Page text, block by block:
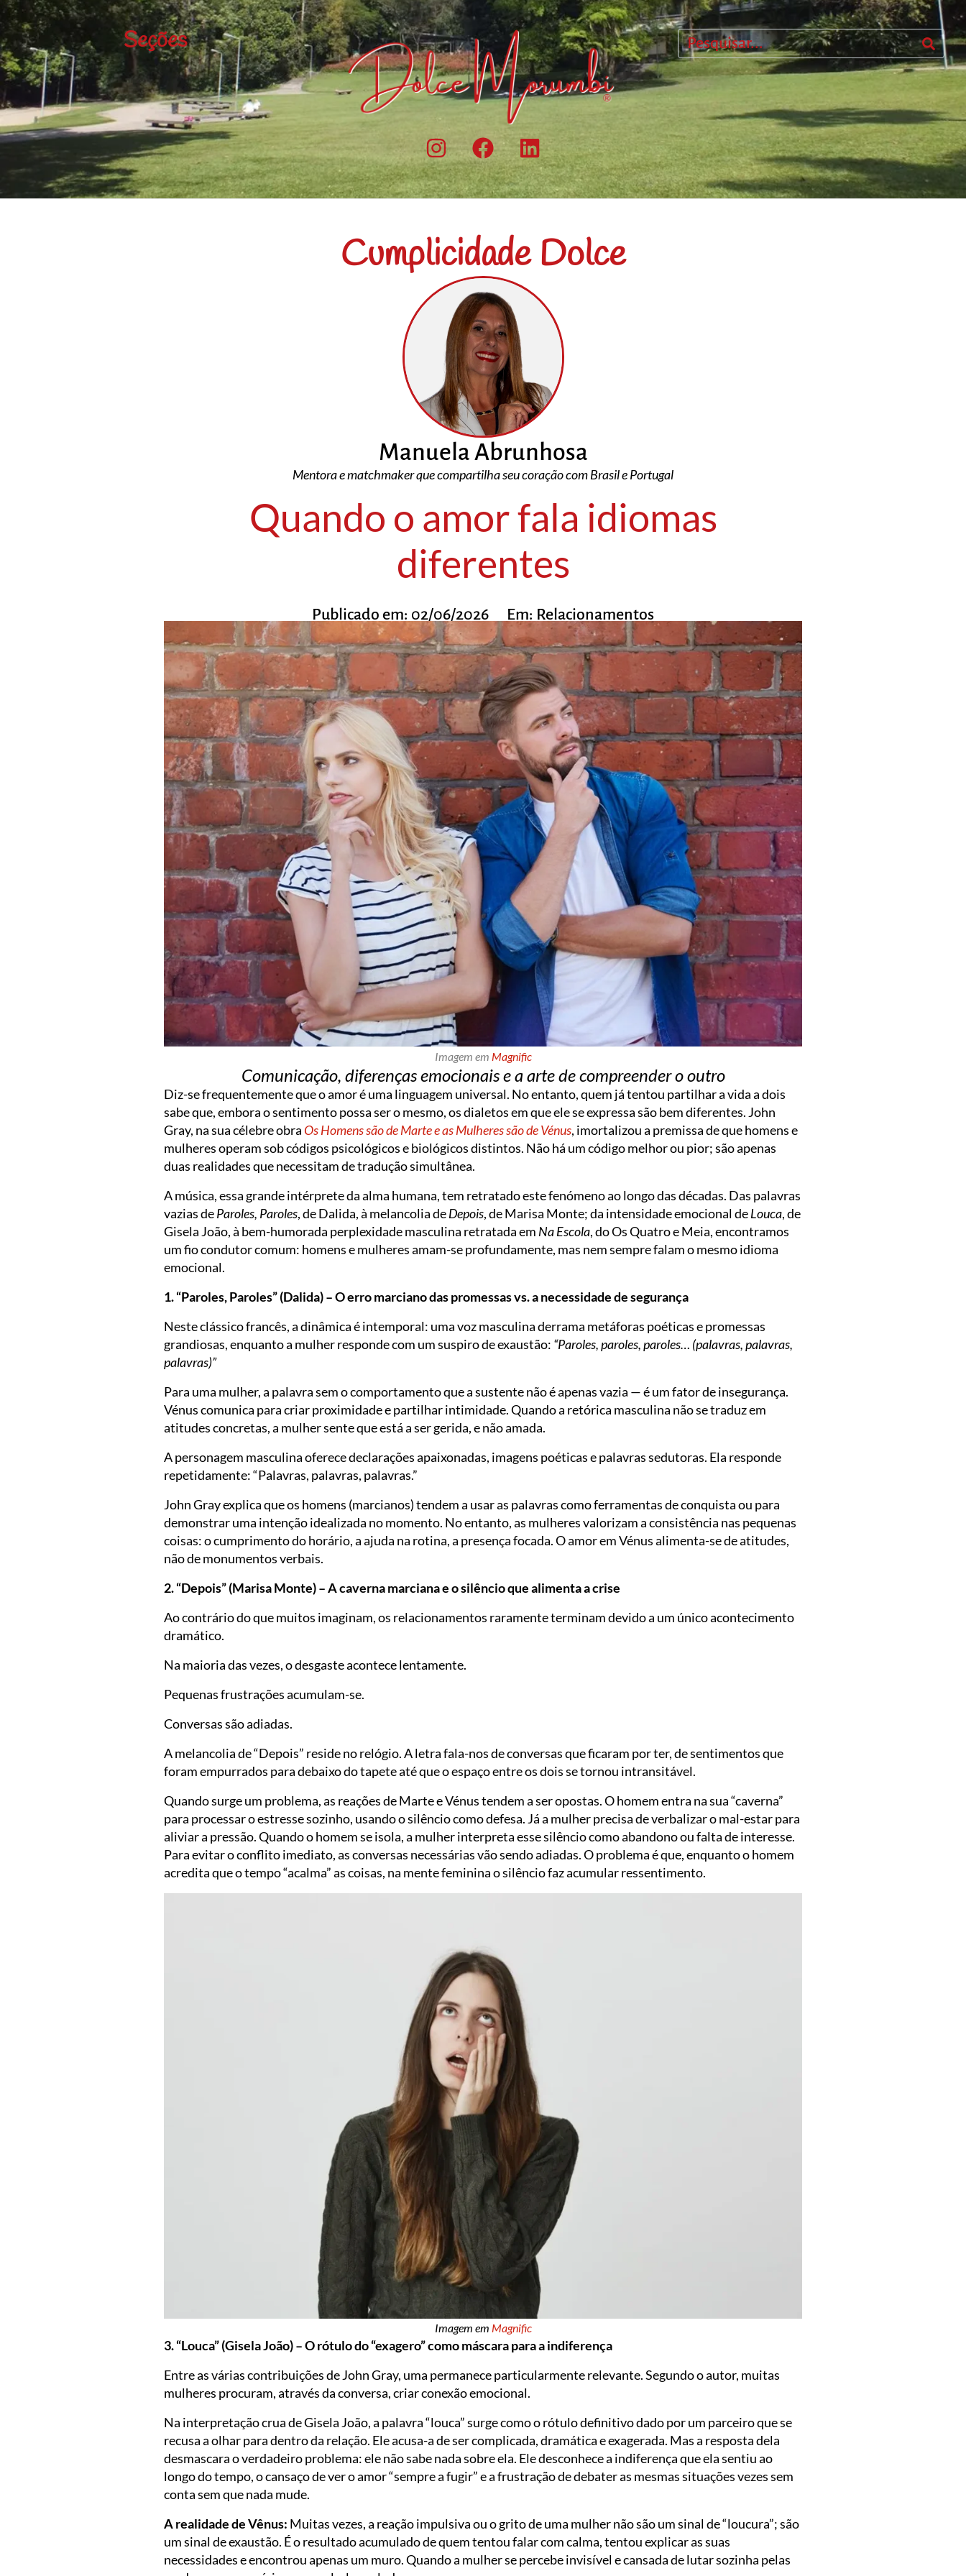
Seções
Cumplicidade Dolce
Manuela Abrunhosa
Mentora e matchmaker que compartilha seu coração com Brasil e Portugal
Quando o amor fala idiomas
diferentes
Publicado em: 02/06/2026 Em: Relacionamentos
Imagem em Magnific
Comunicação, diferenças emocionais e a arte de compreender o outro
Diz-se frequentemente que o amor é uma linguagem universal. No entanto, quem já tentou partilhar a vida a dois
sabe que, embora o sentimento possa ser o mesmo, os dialetos em que ele se expressa são bem diferentes. John
Gray, na sua célebre obra Os Homens são de Marte e as Mulheres são de Vénus, imortalizou a premissa de que homens e
mulheres operam sob códigos psicológicos e biológicos distintos. Não há um código melhor ou pior; são apenas
duas realidades que necessitam de tradução simultânea.
A música, essa grande intérprete da alma humana, tem retratado este fenómeno ao longo das décadas. Das palavras
vazias deParoles, Paroles, de Dalida, à melancolia deDepois, de Marisa Monte; da intensidade emocional deLouca, de
Gisela João, à bem-humorada perplexidade masculina retratada em Na Escola, do Os Quatro e Meia, encontramos
um fio condutor comum: homens e mulheres amam-se profundamente, mas nem sempre falam o mesmo idioma
emocional.
1. “Paroles, Paroles” (Dalida) – O erro marciano das promessas vs. a necessidade de segurança
Neste clássico francês, a dinâmica é intemporal: uma voz masculina derrama metáforas poéticas e promessas
grandiosas, enquanto a mulher responde com um suspiro de exaustão: “Paroles, paroles, paroles… (palavras, palavras,
palavras)”
Para uma mulher, a palavra sem o comportamento que a sustente não é apenas vazia — é um fator de insegurança.
Vénus comunica para criar proximidade e partilhar intimidade. Quando a retórica masculina não se traduz em
atitudes concretas, a mulher sente que está a ser gerida, e não amada.
A personagem masculina oferece declarações apaixonadas, imagens poéticas e palavras sedutoras. Ela responde
repetidamente: “Palavras, palavras, palavras.”
John Gray explica que os homens (marcianos) tendem a usar as palavras como ferramentas de conquista ou para
demonstrar uma intenção idealizada no momento. No entanto, as mulheres valorizam a consistência nas pequenas
coisas: o cumprimento do horário, a ajuda na rotina, a presença focada. O amor em Vénus alimenta-se de atitudes,
não de monumentos verbais.
2. “Depois” (Marisa Monte) – A caverna marciana e o silêncio que alimenta a crise
Ao contrário do que muitos imaginam, os relacionamentos raramente terminam devido a um único acontecimento
dramático.
Na maioria das vezes, o desgaste acontece lentamente.
Pequenas frustrações acumulam-se.
Conversas são adiadas.
A melancolia de “Depois” reside no relógio. A letra fala-nos de conversas que ficaram por ter, de sentimentos que
foram empurrados para debaixo do tapete até que o espaço entre os dois se tornou intransitável.
Quando surge um problema, as reações de Marte e Vénus tendem a ser opostas. O homem entra na sua “caverna”
para processar o estresse sozinho, usando o silêncio como defesa. Já a mulher precisa de verbalizar o mal-estar para
aliviar a pressão. Quando o homem se isola, a mulher interpreta esse silêncio como abandono ou falta de interesse.
Para evitar o conflito imediato, as conversas necessárias vão sendo adiadas. O problema é que, enquanto o homem
acredita que o tempo “acalma” as coisas, na mente feminina o silêncio faz acumular ressentimento.
Imagem em Magnific
3. “Louca” (Gisela João) – O rótulo do “exagero” como máscara para a indiferença
Entre as várias contribuições de John Gray, uma permanece particularmente relevante. Segundo o autor, muitas
mulheres procuram, através da conversa, criar conexão emocional.
Na interpretação crua de Gisela João, a palavra “louca” surge como o rótulo definitivo dado por um parceiro que se
recusa a olhar para dentro da relação. Ele acusa-a de ser complicada, dramática e exagerada. Mas a resposta dela
desmascara o verdadeiro problema: ele não sabe nada sobre ela. Ele desconhece a indiferença que ela sentiu ao
longo do tempo, o cansaço de ver o amor “sempre a fugir” e a frustração de debater as mesmas situações vezes sem
conta sem que nada mude.
A realidade de Vênus: Muitas vezes, a reação impulsiva ou o grito de uma mulher não são um sinal de “loucura”; são
um sinal de exaustão. É o resultado acumulado de quem tentou falar com calma, tentou explicar as suas
necessidades e encontrou apenas um muro. Quando a mulher se percebe invisível e cansada de lutar sozinha pelas